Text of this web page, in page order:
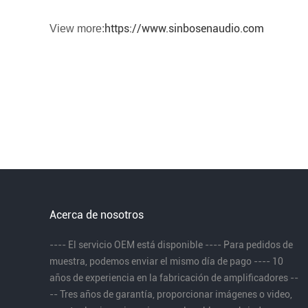
View more:https://www.sinbosenaudio.com
Acerca de nosotros
---- El servicio OEM está disponible ---- Para pedidos de
muestra, podemos enviar el mismo día de pago ---- 10
años de experiencia en la fabricación de amplificadores --
-- Tres años de garantía, proporcionar imágenes o video,